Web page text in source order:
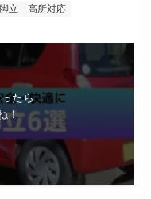
立 高所対応
たら
！